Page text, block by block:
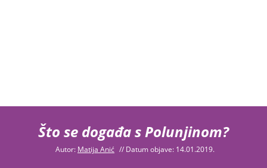
Što se događa s Polunjinom?
Autor: Matija Anić // Datum objave: 14.01.2019.